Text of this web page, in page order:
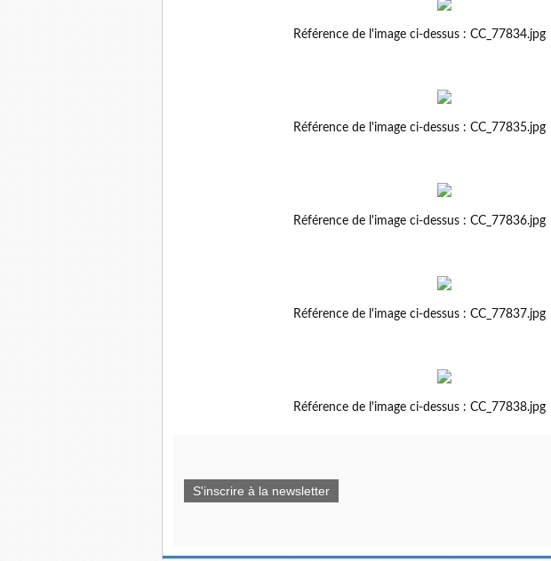
Référence de l'image ci-dessus : CC_77834.jpg
Référence de l'image ci-dessus : CC_77835.jpg
Référence de l'image ci-dessus : CC_77836.jpg
Référence de l'image ci-dessus : CC_77837.jpg
Référence de l'image ci-dessus : CC_77838.jpg
S'inscrire à la newsletter